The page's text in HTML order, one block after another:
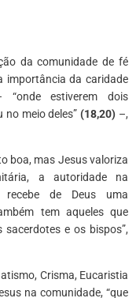
da comunidade de fé
importância da caridade
estiverem dois
no meio deles” (18,20) –,
boa, mas Jesus valoriza
a autoridade na
recebe de Deus uma
tem aqueles que
e os bispos”,
Crisma, Eucaristia
na comunidade, “que